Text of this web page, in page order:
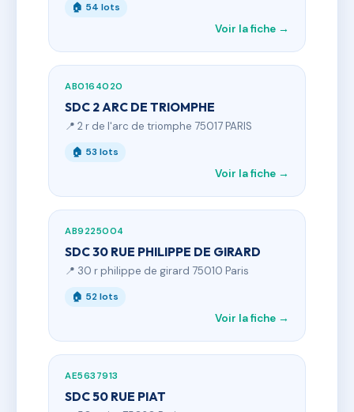
🏠 54 lots
Voir la fiche →
AB0164020
SDC 2 ARC DE TRIOMPHE
📍 2 r de l'arc de triomphe 75017 PARIS
🏠 53 lots
Voir la fiche →
AB9225004
SDC 30 RUE PHILIPPE DE GIRARD
📍 30 r philippe de girard 75010 Paris
🏠 52 lots
Voir la fiche →
AE5637913
SDC 50 RUE PIAT